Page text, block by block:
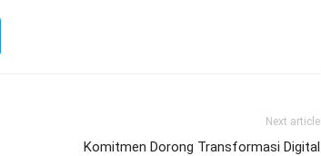
Next article
Komitmen Dorong Transformasi Digital